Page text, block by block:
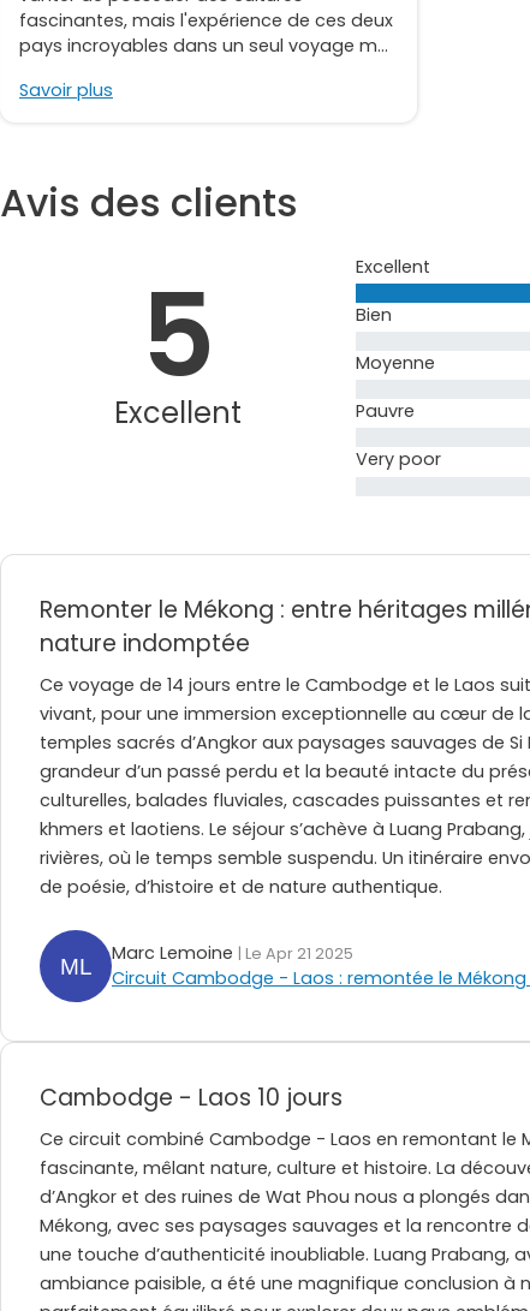
fascinantes, mais l'expérience de ces deux
pays incroyables dans un seul voyage m...
Savoir plus
Avis des clients
5
Excellent
Excellent
Bien
Moyenne
Pauvre
Very poor
Remonter le Mékong : entre héritages
nature indomptée
Ce voyage de 14 jours entre le Cambodge et le Laos
vivant, pour une immersion exceptionnelle au cœur de
temples sacrés d’Angkor aux paysages sauvages de
grandeur d’un passé perdu et la beauté intacte du
culturelles, balades fluviales, cascades puissantes et
khmers et laotiens. Le séjour s’achève à Luang
rivières, où le temps semble suspendu. Un itinéraire
de poésie, d’histoire et de nature authentique.
Marc Lemoine | Le Apr 21 2025
Circuit Cambodge - Laos : remontée le Mékong
Cambodge - Laos 10 jours
Ce circuit combiné Cambodge - Laos en remontant le
fascinante, mêlant nature, culture et histoire. La
d’Angkor et des ruines de Wat Phou nous a plongés
Mékong, avec ses paysages sauvages et la rencontre
une touche d’authenticité inoubliable. Luang Prabang,
ambiance paisible, a été une magnifique conclusion à